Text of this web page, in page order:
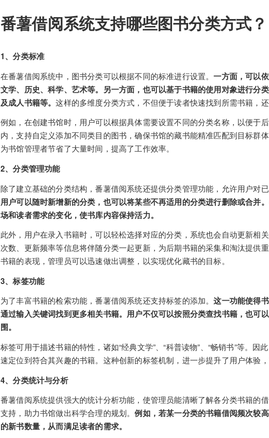
番薯借阅系统支持哪些图书分类方式？
1、分类标准
在番薯借阅系统中，图书分类可以根据不同的标准进行设置。一方面，可以
文学、历史、科学、艺术等。另一方面，也可以基于书籍的使用对象进行分
及成人书籍等。这样的多维度分类方式，不但便于读者快速找到所需书籍，还
例如，在创建书馆时，用户可以根据具体需要设置不同的分类名称，以便于
内，支持自定义添加不同类目的图书，确保书馆的藏书能精准匹配到目标群
为书馆管理者节省了大量时间，提高了工作效率。
2、分类管理功能
除了建立基础的分类结构，番薯借阅系统还提供分类管理功能，允许用户对
用户可以随时新增新的分类，也可以将某些不再适用的分类进行删除或合并
场和读者需求的变化，使书库内容保持活力。
此外，用户在录入书籍时，可以轻松选择对应的分类，系统也会自动更新相
次数、更新频率等信息将伴随分类一起更新，为后期书籍的采集和淘汰提供
书籍的表现，管理员可以迅速做出调整，以实现优化藏书的目标。
3、标签功能
为了丰富书籍的检索功能，番薯借阅系统还支持标签的添加。这一功能使得
通过输入关键词找到更多相关书籍。用户不仅可以按照分类查找书籍，也可
围。
标签可用于描述书籍的特性，诸如“经典文学”、“科普读物”、“畅销书”等。因
速定位到符合其兴趣的书籍。这种创新的标签机制，进一步提升了用户体验，
4、分类统计与分析
番薯借阅系统提供强大的统计分析功能，使管理员能清晰了解各分类书籍的
支持，助力书馆做出科学合理的规划。例如，若某一分类的书籍借阅频次较
的新书数量，从而满足读者的需求。